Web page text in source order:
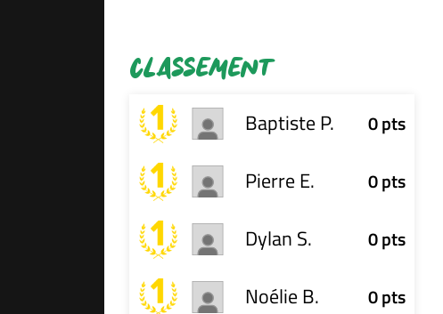
CLASSEMENT
Baptiste P. 0 pts
Pierre E. 0 pts
Dylan S. 0 pts
Noélie B. 0 pts